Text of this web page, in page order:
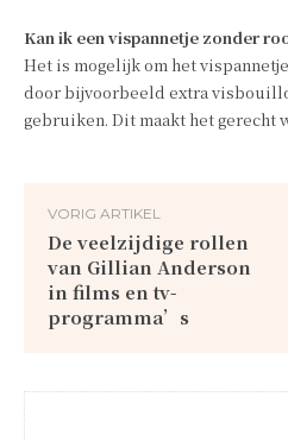
Kan ik een vispannetje zonder
Het is mogelijk om het
door bijvoorbeeld extra
gebruiken. Dit maakt het gerecht
VORIG ARTIKEL
De veelzijdige rollen
van Gillian Anderson
in films en tv-
programma’s